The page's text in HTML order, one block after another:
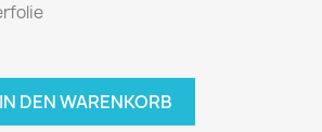
IN DEN WARENKORB